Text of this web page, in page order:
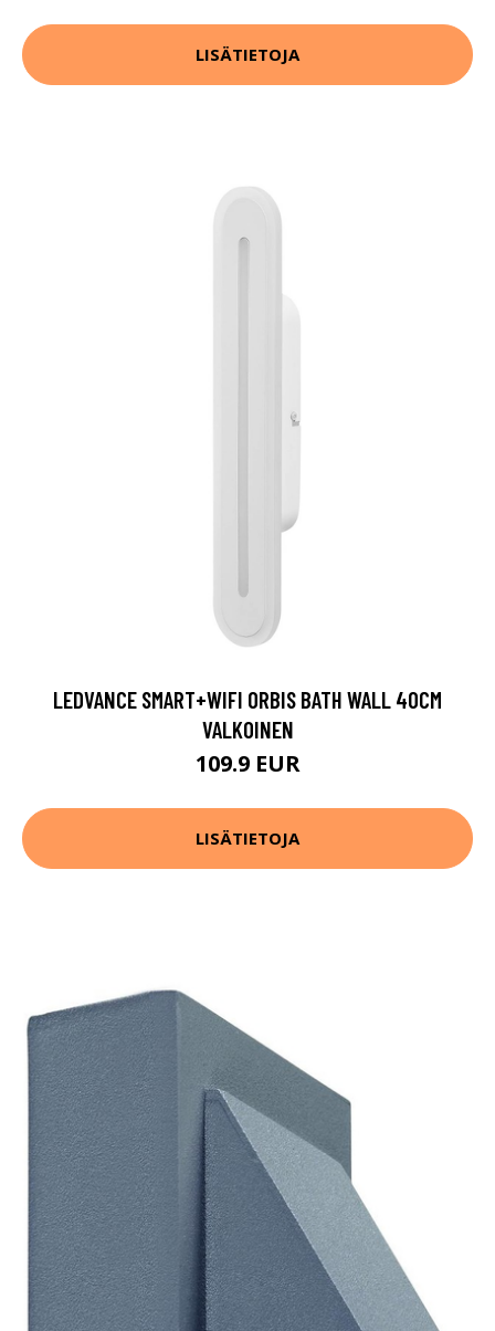
LISÄTIETOJA
LEDVANCE SMART+WIFI ORBIS BATH WALL 40CM
VALKOINEN
109.9 EUR
LISÄTIETOJA